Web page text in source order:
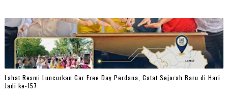
Lahat Resmi Luncurkan Car Free Day Perdana, Catat Sejarah Baru di Hari
Jadi ke-157